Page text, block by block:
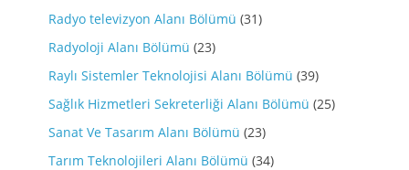
Radyo televizyon Alanı Bölümü (31)
Radyoloji Alanı Bölümü (23)
Raylı Sistemler Teknolojisi Alanı Bölümü (39)
Sağlık Hizmetleri Sekreterliği Alanı Bölümü (25)
Sanat Ve Tasarım Alanı Bölümü (23)
Tarım Teknolojileri Alanı Bölümü (34)